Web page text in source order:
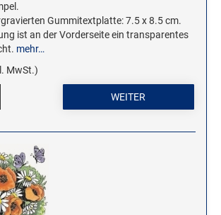
Gummitextplatte: 7.5 x 8.5 cm.
ist an der Vorderseite ein transparentes
mehr…
MwSt.)